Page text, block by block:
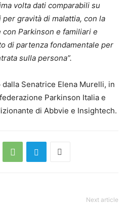
volta dati comparabili su
gravità di malattia, con la
Parkinson e familiari e
di partenza fondamentale per
sulla persona”.
dalla Senatrice Elena Murelli, in
Parkinson Italia e
di Abbvie e Insightech.
Next article